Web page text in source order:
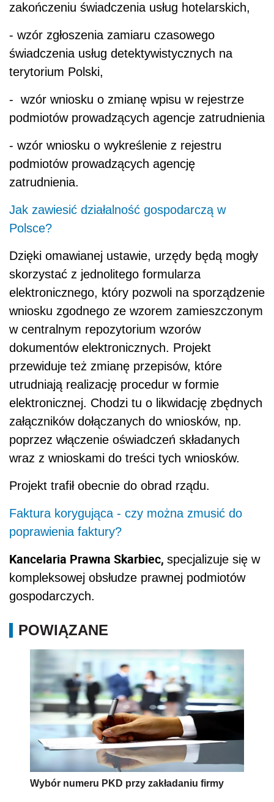
zakończeniu świadczenia usług hotelarskich,
- wzór zgłoszenia zamiaru czasowego
świadczenia usług detektywistycznych na
terytorium Polski,
- wzór wniosku o zmianę wpisu w rejestrze
podmiotów prowadzących agencje zatrudnienia
- wzór wniosku o wykreślenie z rejestru
podmiotów prowadzących agencję
zatrudnienia.
Jak zawiesić działalność gospodarczą w
Polsce?
Dzięki omawianej ustawie, urzędy będą mogły
skorzystać z jednolitego formularza
elektronicznego, który pozwoli na sporządzenie
wniosku zgodnego ze wzorem zamieszczonym
w centralnym repozytorium wzorów
dokumentów elektronicznych. Projekt
przewiduje też zmianę przepisów, które
utrudniają realizację procedur w formie
elektronicznej. Chodzi tu o likwidację zbędnych
załączników dołączanych do wniosków, np.
poprzez włączenie oświadczeń składanych
wraz z wnioskami do treści tych wniosków.
Projekt trafił obecnie do obrad rządu.
Faktura korygująca - czy można zmusić do
poprawienia faktury?
Kancelaria Prawna Skarbiec, specjalizuje się w
kompleksowej obsłudze prawnej podmiotów
gospodarczych.
POWIĄZANE
Wybór numeru PKD przy zakładaniu firmy